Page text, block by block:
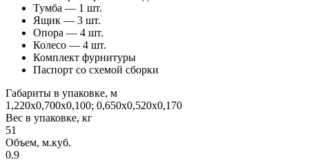
Тумба — 1 шт.
Ящик — 3 шт.
Опора — 4 шт.
Колесо — 4 шт.
Комплект фурнитуры
Паспорт со схемой сборки
Габариты в упаковке, м
1,220х0,700х0,100; 0,650х0,520х0,170
Вес в упаковке, кг
51
Объем, м.куб.
0.9